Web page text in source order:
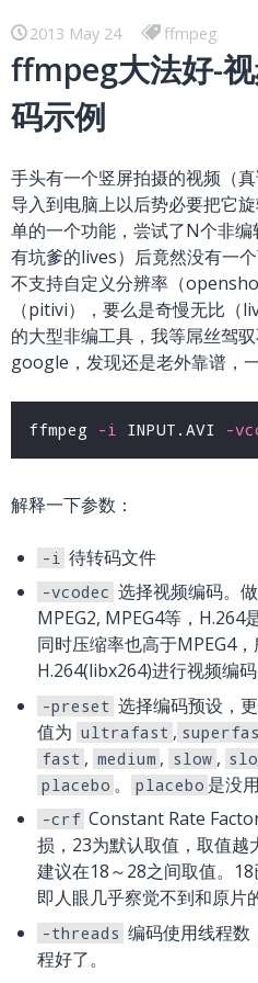
NUMA
2013 May 24 ffmpeg
ffmpeg大法好-
码示例
手头有一个竖屏拍摄的视频（
导入到电脑上以后势必要把它
单的一个功能，尝试了N个非
有坑爹的lives）后竟然没有一
不支持自定义分辨率（
（pitivi），要么是奇慢无比（
的大型非编工具，我等屌丝驾
google，发现还是老外靠谱，
ffmpeg -i INPUT.AVI -
解释一下参数：
-i 待转码文件
-vcodec 选择视频编码。
MPEG2, MPEG4等，H.264
同时压缩率也高于MPEG4
H.264(libx264)进行视频编码
-preset 选择编码预设，
值为 ultrafast ,
fast , medium , slow ,
placebo 。 placebo 是没
-crf Constant Rate
损，23为默认取值，取值
建议在18～28之间取值。
即人眼几乎察觉不到和原片
-threads 编码使用线程数
程好了。